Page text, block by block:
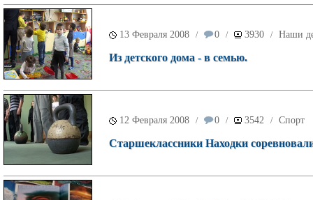
13 Февраля 2008 / 0 / 3930 / Наши
Из детского дома - в семью.
12 Февраля 2008 / 0 / 3542 / Спорт
Старшеклассники Находки